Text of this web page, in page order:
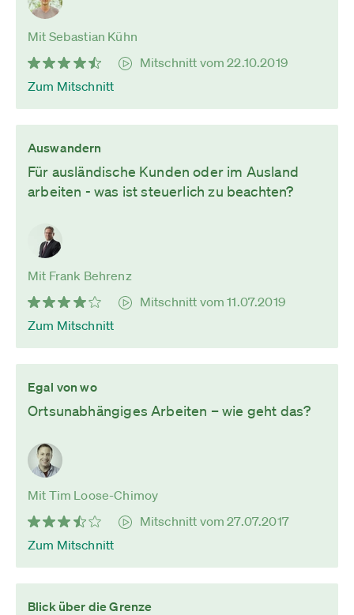
Mit Sebastian Kühn
Mitschnitt vom 22.10.2019
Zum Mitschnitt
Auswandern
Für ausländische Kunden oder im Ausland
arbeiten - was ist steuerlich zu beachten?
Mit Frank Behrenz
Mitschnitt vom 11.07.2019
Zum Mitschnitt
Egal von wo
Ortsunabhängiges Arbeiten – wie geht das?
Mit Tim Loose-Chimoy
Mitschnitt vom 27.07.2017
Zum Mitschnitt
Blick über die Grenze